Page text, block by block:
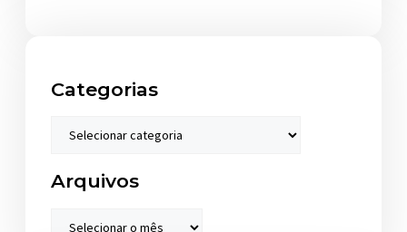
Categorias
Arquivos